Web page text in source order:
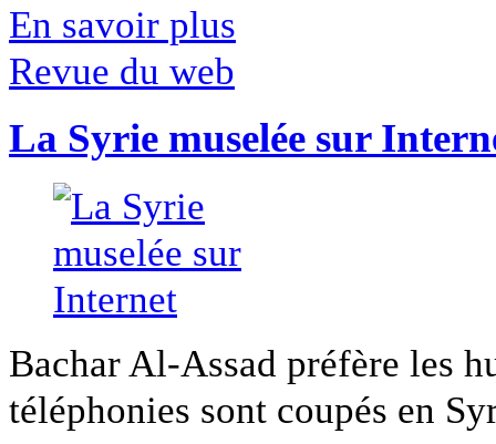
En savoir plus
Revue du web
La Syrie muselée sur
Bachar Al-Assad préfère les
téléphonies sont coupés en